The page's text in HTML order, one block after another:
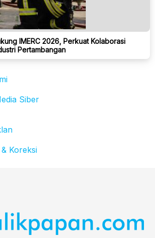
IMERC 2026, Perkuat Kolaborasi
Pertambangan
Siber
Koreksi